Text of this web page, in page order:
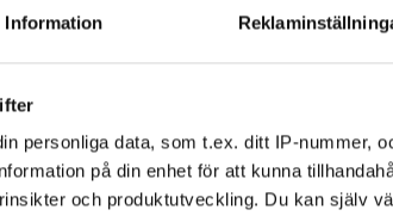
Information
personliga data, som t.ex. ditt IP-nummer,
på din enhet för att kunna
och produktutveckling. Du kan själv